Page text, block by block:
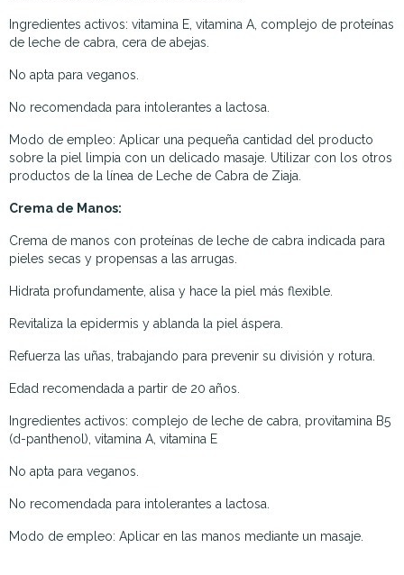
Ingredientes activos: vitamina E, vitamina A, complejo de proteínas
de leche de cabra, cera de abejas.
No apta para veganos.
No recomendada para intolerantes a lactosa.
Modo de empleo: Aplicar una pequeña cantidad del producto
sobre la piel limpia con un delicado masaje. Utilizar con los otros
productos de la línea de Leche de Cabra de Ziaja.
Crema de Manos:
Crema de manos con proteínas de leche de cabra indicada para
pieles secas y propensas a las arrugas.
Hidrata profundamente, alisa y hace la piel más flexible.
Revitaliza la epidermis y ablanda la piel áspera.
Refuerza las uñas, trabajando para prevenir su división y rotura.
Edad recomendada a partir de 20 años.
Ingredientes activos: complejo de leche de cabra, provitamina B5
(d-panthenol), vitamina A, vitamina E
No apta para veganos.
No recomendada para intolerantes a lactosa.
Modo de empleo: Aplicar en las manos mediante un masaje.